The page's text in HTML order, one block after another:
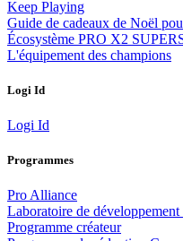
Keep Playing
Guide de cadeaux de Noël
Écosystème PRO X2
L'équipement des champions
Logi Id
Logi Id
Programmes
Pro Alliance
Laboratoire de développement
Programme créateur